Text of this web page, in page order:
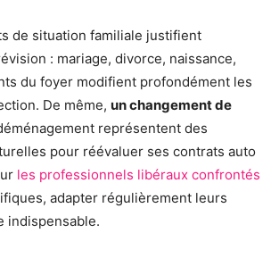
de situation familiale justifient
: mariage, divorce, naissance,
du foyer modifient profondément les
De même, un changement de
représentent des
pour réévaluer ses contrats auto
les professionnels libéraux confrontés
adapter régulièrement leurs
indispensable.